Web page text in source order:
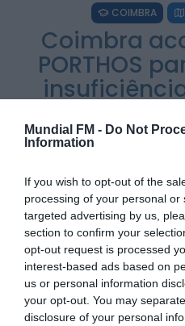
Mundial FM - Do Not
Information
If you wish to opt-out of the
processing of your personal
targeted advertising by us,
section to confirm your
opt-out request is processed
interest-based ads based on
us or personal information
your opt-out. You may
disclosure of your personal
Castelo de
eclipse solar
Diário
Prisão
rede que
Também em:
Homem
violação e
ONTEM, 14:17
COIMBRA
Coimbra
PORTHOS
POR
PARTILHAR ESTE ARTIGO
WhatsApp
Facebook
Messenger
Bluesky
TrelloTelegram
Copy
Link